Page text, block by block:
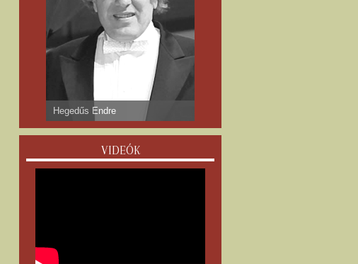
dr. Gyulay Endre
VIDEÓK